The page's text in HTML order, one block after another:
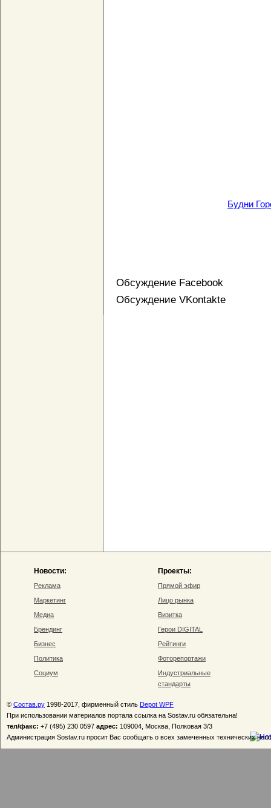
Будни
Обсуждение Facebook
Обсуждение VKontakte
Новости:
Реклама
Маркетинг
Медиа
Брендинг
Бизнес
Политика
Социум
Проекты:
Прямой эфир
Лицо рынка
Визитка
Герои DIGITAL
Рейтинги
Фоторепортажи
Индустриальные
стандарты
© Состав.ру 1998-2017, фирменный стиль Depot WPF
При использовании материалов портала ссылка на Sostav.ru обязательна!
тел/факс: +7 (495) 230 0597 адрес: 109004, Москва, Полковая 3/3
Администрация Sostav.ru просит Вас сообщать о всех замеченных технических